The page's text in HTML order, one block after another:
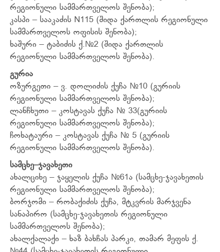
რეგიონული სამმართველოს შენობა);
კასპი – სააკაძის N115 (შიდა ქართლის რეგიონული
სამმართველოს ოფისის შენობა);
ხაშური – ტაბიძის ქ.№2 (შიდა ქართლის
რეგიონული სამმართველოს შენობა).
გურია
ოზურგეთი – ვ. დოლიძის ქუჩა №10 (გურიის
რეგიონული სამმართველოს შენობა);
ლანჩხუთი – კოსტავას ქუჩა № 33(გურიის
რეგიონული სამმართველოს შენობა);
ჩოხატაური – კოსტავას ქუჩა № 5 (გურიის
რეგიონული სამმართველოს შენობა).
სამცხე–ჯავახეთი
ახალციხე – ჯაყელის ქუჩა №61ა (სამცხე-ჯავახეთის
რეგიონული სამმართველოს შენობა);
ბორჯომი – რობაქიძის ქუჩა, მტკვრის მარჯვენა
სანაპირო (სამცხე-ჯავახეთის რეგიონული
სამმართველოს შენობა);
ახალქალაქი – ხაზ ბახჩას პარკი, თამარ მეფის ქ.